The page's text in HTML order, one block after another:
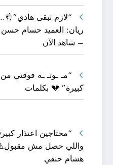
“لازم تبقى
ريان: العميد حسام
– شاهد الآن
“مـ ـوتـ ـه فوقني
كبيرة” 💔 بكلمات
“محتاجين اعتذار
واللي حصل مش
هشام حنفي